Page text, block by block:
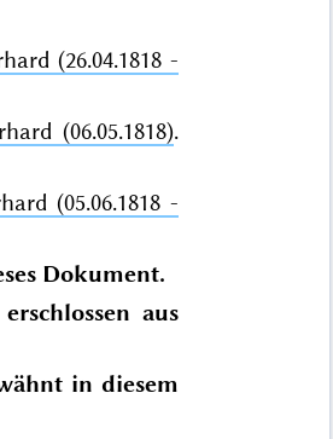
(26.04.1818 -
(06.05.1818).
(05.06.1818 -
Dokument.
erschlossen aus
in diesem